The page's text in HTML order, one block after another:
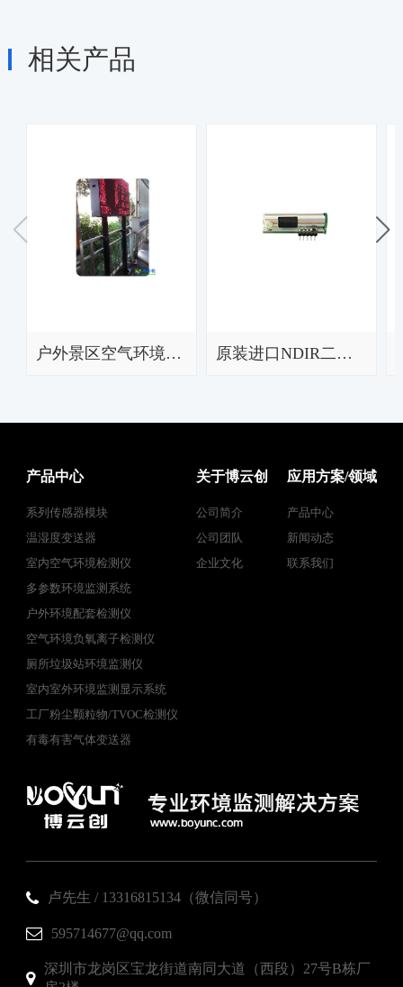
相关产品
户外景区空气环境监测仪显示系统 原装进口NDIR二氧化碳传感器模组PCLOA2K-CO2
产品中心
系列传感器模块
温湿度变送器
室内空气环境检测仪
多参数环境监测系统
户外环境配套检测仪
空气环境负氧离子检测仪
厕所垃圾站环境监测仪
室内室外环境监测显示系统
工厂粉尘颗粒物/TVOC检测仪
有毒有害气体变送器
关于博云创
公司简介
公司团队
企业文化
应用方案/领域
产品中心
新闻动态
联系我们
卢先生 / 13316815134（微信同号）
595714677@qq.com
深圳市龙岗区宝龙街道南同大道（西段）27号B栋厂